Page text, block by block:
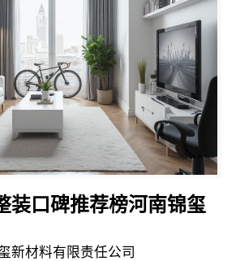
装口碑推荐榜河南锦玺
新材料有限责任公司